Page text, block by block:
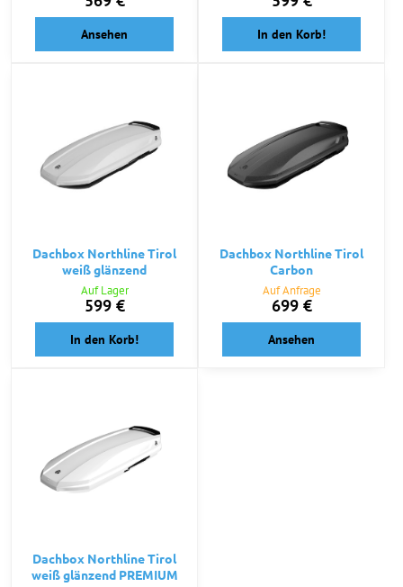
Ansehen In den Korb!
Dachbox Northline Tirol
weiß glänzend
Auf Lager
599 €
In den Korb!
Dachbox Northline Tirol
Carbon
Auf Anfrage
699 €
Ansehen
Dachbox Northline Tirol
weiß glänzend PREMIUM